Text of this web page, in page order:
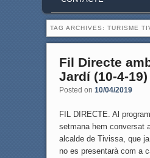
TAG ARCHIVES: TURISME
Fil Directe
Jardí (10-4-19)
Posted on 10/04/2019
FIL DIRECTE. Al
setmana hem conversat
alcalde de Tivissa, que
no es presentarà com a